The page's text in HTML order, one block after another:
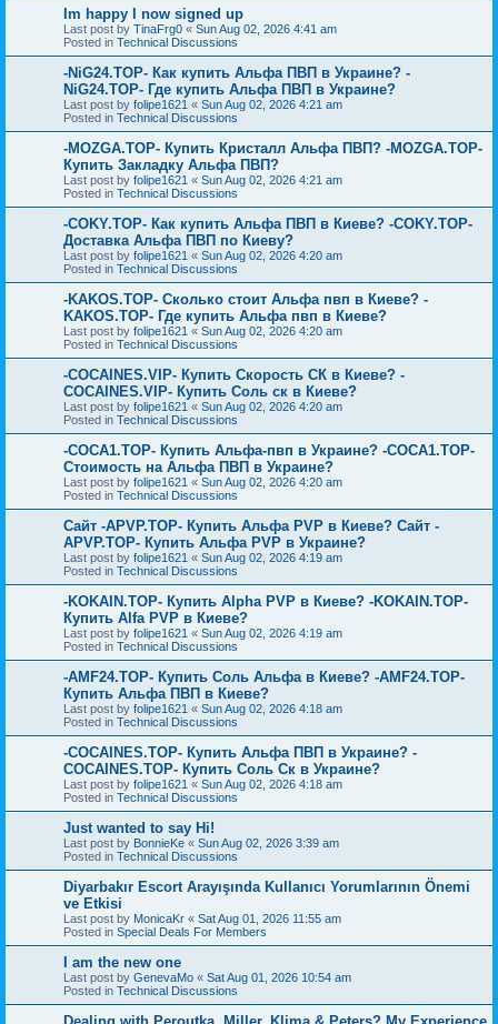
Im happy I now signed up
Last post by TinaFrg0 « Sun Aug 02, 2026 4:41 am
Posted in Technical Discussions
-NiG24.TOP- Как купить Альфа ПВП в Украине? -
NiG24.TOP- Где купить Альфа ПВП в Украине?
Last post by folipe1621 « Sun Aug 02, 2026 4:21 am
Posted in Technical Discussions
-MOZGA.TOP- Купить Кристалл Альфа ПВП? -MOZGA.TOP-
Купить Закладку Альфа ПВП?
Last post by folipe1621 « Sun Aug 02, 2026 4:21 am
Posted in Technical Discussions
-COKY.TOP- Как купить Альфа ПВП в Киеве? -COKY.TOP-
Доставка Альфа ПВП по Киеву?
Last post by folipe1621 « Sun Aug 02, 2026 4:20 am
Posted in Technical Discussions
-KAKOS.TOP- Сколько стоит Альфа пвп в Киеве? -
KAKOS.TOP- Где купить Альфа пвп в Киеве?
Last post by folipe1621 « Sun Aug 02, 2026 4:20 am
Posted in Technical Discussions
-COCAINES.VIP- Купить Скорость СК в Киеве? -
COCAINES.VIP- Купить Соль ск в Киеве?
Last post by folipe1621 « Sun Aug 02, 2026 4:20 am
Posted in Technical Discussions
-COCA1.TOP- Купить Альфа-пвп в Украине? -COCA1.TOP-
Стоимость на Альфа ПВП в Украине?
Last post by folipe1621 « Sun Aug 02, 2026 4:20 am
Posted in Technical Discussions
Сайт -APVP.TOP- Купить Альфа PVP в Киеве? Сайт -
APVP.TOP- Купить Альфа PVP в Украине?
Last post by folipe1621 « Sun Aug 02, 2026 4:19 am
Posted in Technical Discussions
-KOKAIN.TOP- Купить Alpha PVP в Киеве? -KOKAIN.TOP-
Купить Alfa PVP в Киеве?
Last post by folipe1621 « Sun Aug 02, 2026 4:19 am
Posted in Technical Discussions
-AMF24.TOP- Купить Соль Альфа в Киеве? -AMF24.TOP-
Купить Альфа ПВП в Киеве?
Last post by folipe1621 « Sun Aug 02, 2026 4:18 am
Posted in Technical Discussions
-COCAINES.TOP- Купить Альфа ПВП в Украине? -
COCAINES.TOP- Купить Соль Ск в Украине?
Last post by folipe1621 « Sun Aug 02, 2026 4:18 am
Posted in Technical Discussions
Just wanted to say Hi!
Last post by BonnieKe « Sun Aug 02, 2026 3:39 am
Posted in Technical Discussions
Diyarbakır Escort Arayışında Kullanıcı Yorumlarının Önemi
ve Etkisi
Last post by MonicaKr « Sat Aug 01, 2026 11:55 am
Posted in Special Deals For Members
I am the new one
Last post by GenevaMo « Sat Aug 01, 2026 10:54 am
Posted in Technical Discussions